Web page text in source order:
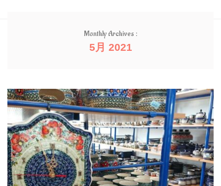
Monthly Archives :
5月 2021